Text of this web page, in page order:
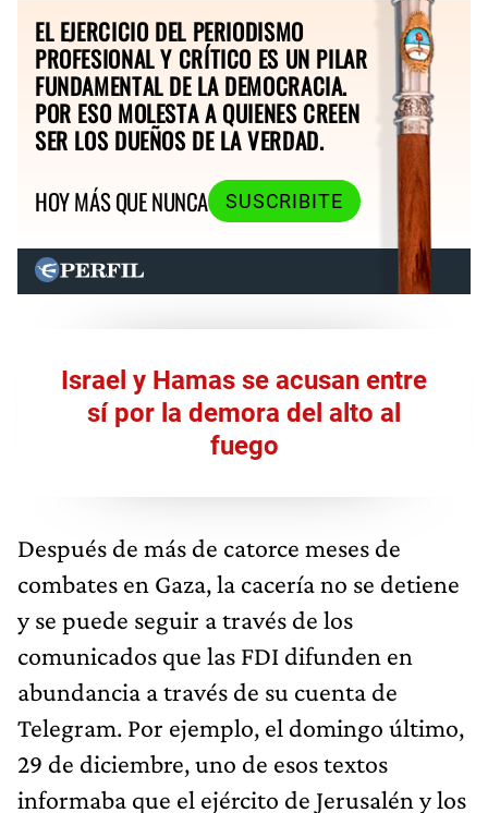
EL EJERCICIO DEL PERIODISMO
PROFESIONAL Y CRÍTICO ES UN PILAR
FUNDAMENTAL DE LA DEMOCRACIA.
POR ESO MOLESTA A QUIENES CREEN
SER LOS DUEÑOS DE LA VERDAD.
HOY MÁS QUE NUNCA
SUSCRIBITE
Israel y Hamas se acusan entre
sí por la demora del alto al
fuego
Después de más de catorce meses de
combates en Gaza, la cacería no se detiene
y se puede seguir a través de los
comunicados que las FDI difunden en
abundancia a través de su cuenta de
Telegram. Por ejemplo, el domingo último,
29 de diciembre, uno de esos textos
informaba que el ejército de Jerusalén y los